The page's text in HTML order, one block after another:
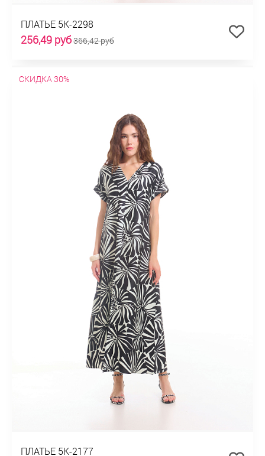
ПЛАТЬЕ 5К-2298
256,49 руб366,42 руб
СКИДКА 30%
ПЛАТЬЕ 5К-2177